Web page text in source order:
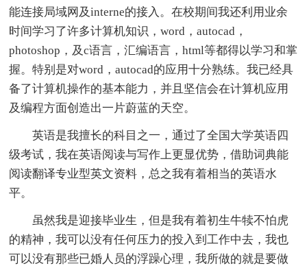
能连接局域网及interne的接入。在校期间我还利用业余
时间学习了许多计算机知识，word，autocad，
photoshop，及c语言，汇编语言，html等都得以学习和掌
握。特别是对word，autocad的应用十分熟练。我已经具
备了计算机操作的基本能力，并且坚信会在计算机应用
及编程方面创造出一片蔚蓝的天空。
英语是我擅长的科目之一，通过了全国大学英语四
级考试，我在英语阅读与写作上更显优势，借助词典能
阅读翻译专业型英文资料，总之我有着相当的英语水
平。
虽然我是迎接毕业生，但是我有着初生牛犊不怕虎
的精神，我可以没有任何压力的投入到工作中去，我也
可以没有那些已婚人员的浮躁心理，我所做的就是要做